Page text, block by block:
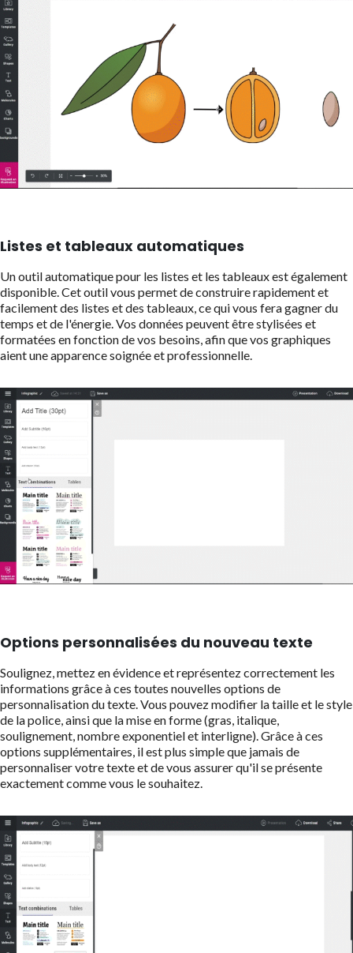
Listes et tableaux automatiques
Un outil automatique pour les listes et les tableaux est également
disponible. Cet outil vous permet de construire rapidement et
facilement des listes et des tableaux, ce qui vous fera gagner du
temps et de l'énergie. Vos données peuvent être stylisées et
formatées en fonction de vos besoins, afin que vos graphiques
aient une apparence soignée et professionnelle.
Options personnalisées du nouveau texte
Soulignez, mettez en évidence et représentez correctement les
informations grâce à ces toutes nouvelles options de
personnalisation du texte. Vous pouvez modifier la taille et le style
de la police, ainsi que la mise en forme (gras, italique,
soulignement, nombre exponentiel et interligne). Grâce à ces
options supplémentaires, il est plus simple que jamais de
personnaliser votre texte et de vous assurer qu'il se présente
exactement comme vous le souhaitez.